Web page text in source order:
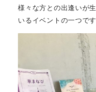
様々な方との出逢いが
いるイベントの一つです